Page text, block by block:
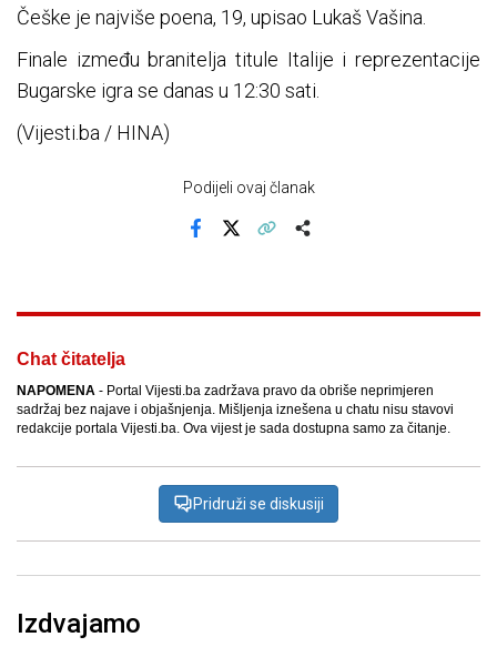
Češke je najviše poena, 19, upisao Lukaš Vašina.
Finale između branitelja titule Italije i reprezentacije
Bugarske igra se danas u 12:30 sati.
(Vijesti.ba / HINA)
Podijeli ovaj članak
Chat čitatelja
NAPOMENA - Portal Vijesti.ba zadržava pravo da obriše neprimjeren
sadržaj bez najave i objašnjenja. Mišljenja iznešena u chatu nisu stavovi
redakcije portala Vijesti.ba. Ova vijest je sada dostupna samo za čitanje.
Pridruži se diskusiji
Izdvajamo